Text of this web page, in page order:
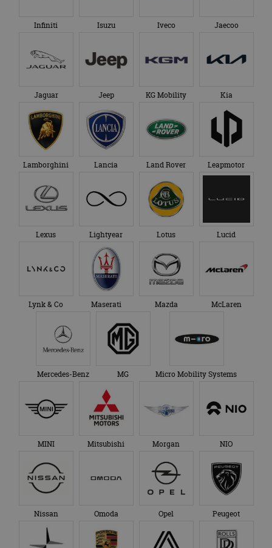
Infiniti Isuzu Iveco Jaecoo
Jaguar Jeep KG Mobility Kia
Lamborghini Lancia Land Rover Leapmotor
Lexus Lightyear Lotus Lucid
Lynk & Co Maserati Mazda McLaren
Mercedes-Benz MG Micro Mobility Systems
MINI Mitsubishi Morgan NIO
Nissan Omoda Opel Peugeot